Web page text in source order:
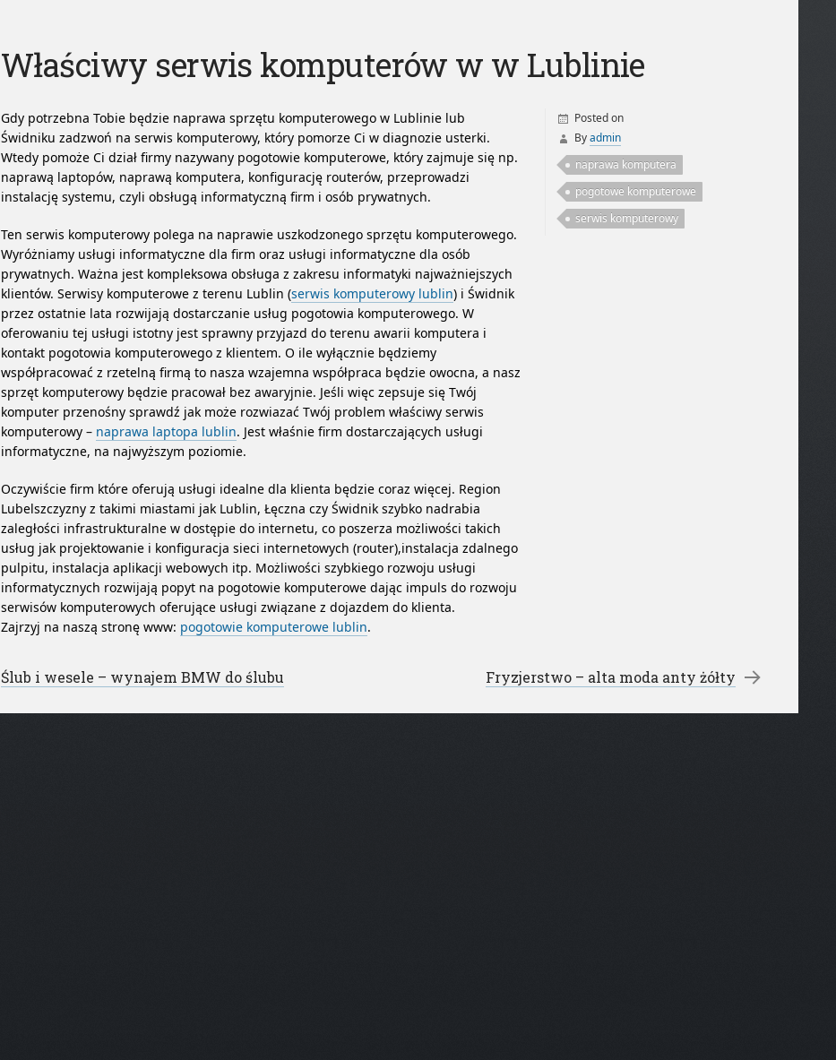
Właściwy serwis komputerów w w Lublinie
Gdy potrzebna Tobie będzie naprawa sprzętu komputerowego w Lublinie lub
Świdniku zadzwoń na serwis komputerowy, który pomorze Ci w diagnozie usterki.
Wtedy pomoże Ci dział firmy nazywany pogotowie komputerowe, który zajmuje się np.
naprawą laptopów, naprawą komputera, konfigurację routerów, przeprowadzi
instalację systemu, czyli obsługą informatyczną firm i osób prywatnych.
Ten serwis komputerowy polega na naprawie uszkodzonego sprzętu komputerowego.
Wyróżniamy usługi informatyczne dla firm oraz usługi informatyczne dla osób
prywatnych. Ważna jest kompleksowa obsługa z zakresu informatyki najważniejszych
klientów. Serwisy komputerowe z terenu Lublin (serwis komputerowy lublin) i Świdnik
przez ostatnie lata rozwijają dostarczanie usług pogotowia komputerowego. W
oferowaniu tej usługi istotny jest sprawny przyjazd do terenu awarii komputera i
kontakt pogotowia komputerowego z klientem. O ile wyłącznie będziemy
współpracować z rzetelną firmą to nasza wzajemna współpraca będzie owocna, a nasz
sprzęt komputerowy będzie pracował bez awaryjnie. Jeśli więc zepsuje się Twój
komputer przenośny sprawdź jak może rozwiazać Twój problem właściwy serwis
komputerowy – naprawa laptopa lublin. Jest właśnie firm dostarczających usługi
informatyczne, na najwyższym poziomie.
Oczywiście firm które oferują usługi idealne dla klienta będzie coraz więcej. Region
Lubelszczyzny z takimi miastami jak Lublin, Łęczna czy Świdnik szybko nadrabia
zaległości infrastrukturalne w dostępie do internetu, co poszerza możliwości takich
usług jak projektowanie i konfiguracja sieci internetowych (router),instalacja zdalnego
pulpitu, instalacja aplikacji webowych itp. Możliwości szybkiego rozwoju usługi
informatycznych rozwijają popyt na pogotowie komputerowe dając impuls do rozwoju
serwisów komputerowych oferujące usługi związane z dojazdem do klienta.
Zajrzyj na naszą stronę www: pogotowie komputerowe lublin.
Posted on
Byadmin
naprawa komputera
pogotowe komputerowe
serwis komputerowy
Post navigation
←
Ślub i wesele – wynajem BMW do ślubu Fryzjerstwo – alta moda anty żółty →